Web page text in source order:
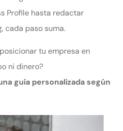
Profile hasta redactar
cada paso suma.
tu empresa en
ni dinero?
guía personalizada según